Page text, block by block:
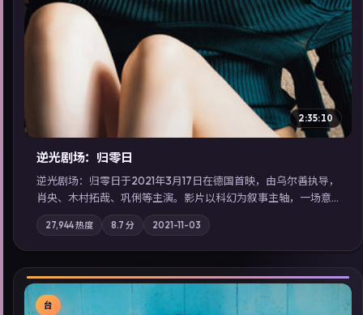
2:35:10
逆光剧场：归零日
逆光剧场：归零日于2021年3月17日在德国首映，由乌尔善执导，
肖央、木村拓哉、巩俐等主演。影片以科幻为叙事主轴，一场意
外将众人卷入不可撤回的连锁反应；摄影与配乐强化地域气质；
站内亦可通过「国产免费观看高清电视剧在线看」延展检索同类
型高分佳作，畅享高清在线追剧体验。
27,944热度 8.7 分 2021-11-03
台